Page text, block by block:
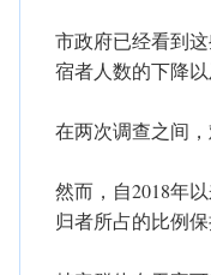
市政府已经看到
宿者人数的下降以
在两次调查之间，
然而，自2018年
归者所占的比例保